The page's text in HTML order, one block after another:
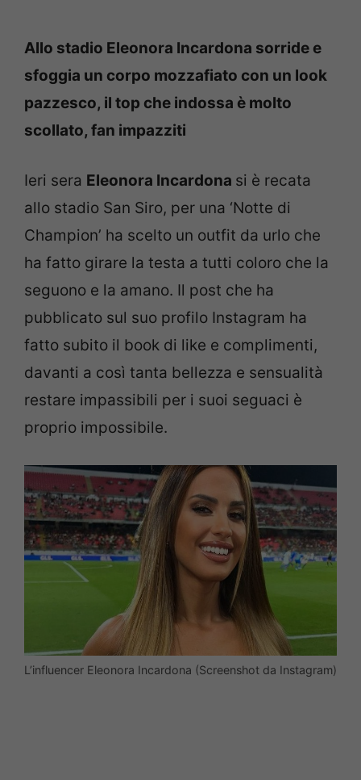
Allo stadio Eleonora Incardona sorride e
sfoggia un corpo mozzafiato con un look
pazzesco, il top che indossa è molto
scollato, fan impazziti
Ieri sera Eleonora Incardona si è recata
allo stadio San Siro, per una ‘Notte di
Champion’ ha scelto un outfit da urlo che
ha fatto girare la testa a tutti coloro che la
seguono e la amano. Il post che ha
pubblicato sul suo profilo Instagram ha
fatto subito il book di like e complimenti,
davanti a così tanta bellezza e sensualità
restare impassibili per i suoi seguaci è
proprio impossibile.
L’influencer Eleonora Incardona (Screenshot da Instagram)